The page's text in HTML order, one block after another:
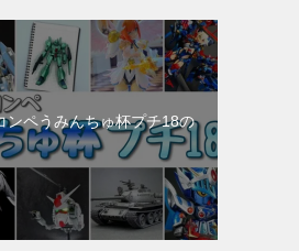
ンペうみんちゅ杯プチ18の